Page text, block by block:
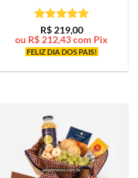
Avaliação5
de 5
R$219,00
ou R$212,43com Pix
FELIZ DIA DOS PAIS!